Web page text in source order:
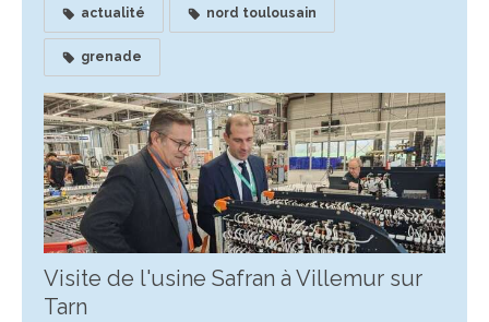
actualité nord toulousain
grenade
Visite de l'usine Safran à Villemur sur
Tarn